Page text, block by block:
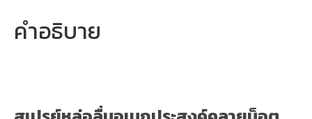
คำอธิบาย